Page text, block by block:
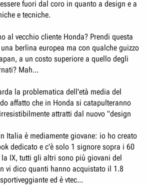
fuori dal coro in quanto a design e a
e tecniche.
al vecchio cliente Honda? Prendi questa
berlina europea ma con qualche guizzo
a un costo superiore a quello degli
Mah...
la problematica dell'età media del
affatto che in Honda si catapulteranno
attratti dal nuovo "design
Italia è mediamente giovane: io ho creato
dedicato e c'è solo 1 signore sopra i 60
IX, tutti gli altri sono più giovani del
vi dico quanti hanno acquistato il 1.8
ed è vtec...